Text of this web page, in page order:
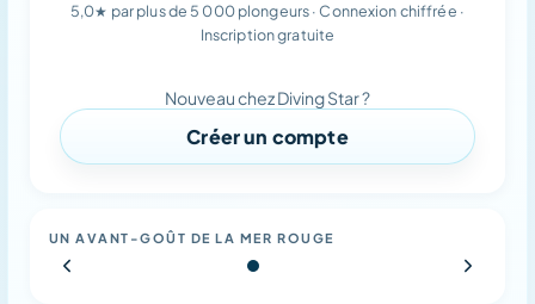
Mode plongée
5,0★ par plus de 5 000 plongeurs · Connexion chiffrée ·
Inscription gratuite
Nouveau chez Diving Star ?
Créer un compte
UN AVANT-GOÛT DE LA MER ROUGE